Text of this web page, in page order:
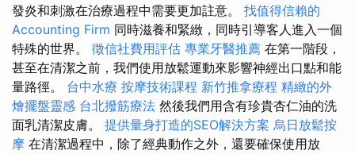
發炎和刺激在治療過程中需要更加註意。 找值得信賴的
Accounting Firm 同時滋養和緊緻，同時引導客人進入一個
特殊的世界。 徵信社費用評估 專業牙醫推薦 在第一階段，
甚至在清潔之前，我們使用放鬆運動來影響神經出口點和能
量路徑。 台中水療 按摩技術課程 新竹推拿療程 精緻的外
燴擺盤靈感 台北撥筋療法 然後我們用含有珍貴杏仁油的洗
面乳清潔皮膚。 提供量身打造的SEO解決方案 烏日放鬆按
摩 在清潔過程中，除了經典動作之外，還要確保使用放